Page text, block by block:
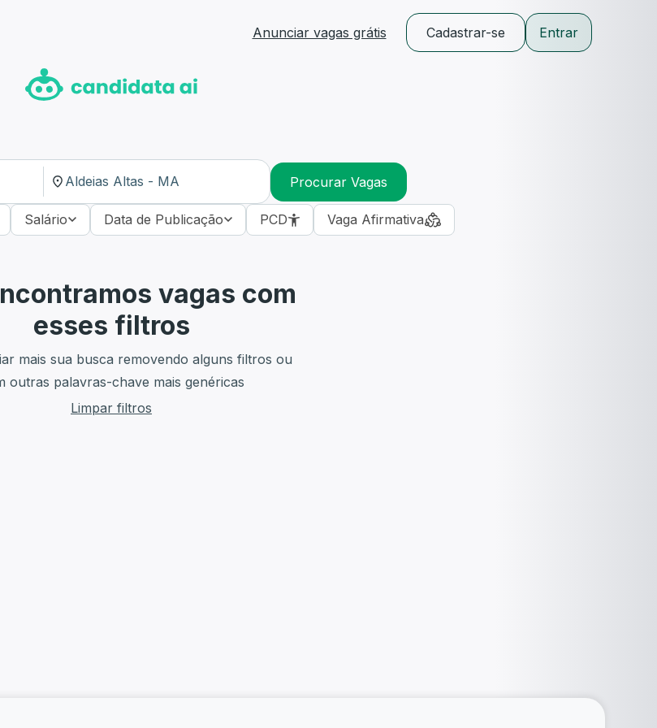
Anunciar vagas grátis Cadastrar-se Entrar
Procurar Vagas
Salário Data de Publicação PCD Vaga Afirmativa
vagas com
esses filtros
mais sua busca removendo alguns filtros ou
outras palavras-chave mais genéricas
Limpar filtros